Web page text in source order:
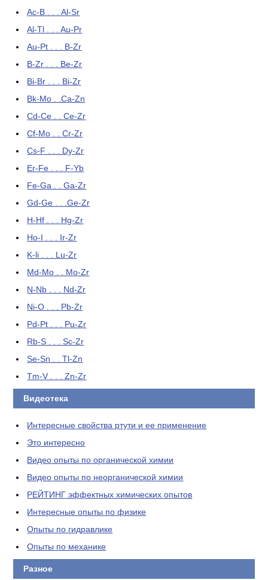
Ac-B . . . Al-Sr
Al-Tl . . . Au-Pr
Au-Pt . . . B-Zr
B-Zr . . . Be-Zr
Bi-Br . . . Bi-Zr
Bk-Mo . .Ca-Zn
Cd-Ce . . Ce-Zr
Cf-Mo . . Cr-Zr
Cs-F . . . Dy-Zr
Er-Fe . . . F-Yb
Fe-Ga . . Ga-Zr
Gd-Ge . . .Ge-Zr
H-Hf . . . Hg-Zr
Ho-I . . . Ir-Zr
K-li . . . Lu-Zr
Md-Mo . . Mo-Zr
N-Nb . . . Nd-Zr
Ni-O . . . Pb-Zr
Pd-Pt . . . Pu-Zr
Rb-S . . . Sc-Zr
Se-Sn . . Tl-Zn
Tm-V . . . Zn-Zr
Видеотека
Интересные свойства ртути и ее применение
Это интересно
Видео опыты по органической химии
Видео опыты по неорганической химии
РЕЙТИНГ эффектных химических опытов
Интересные опыты по физике
Опыты по гидравлике
Опыты по механике
Разное